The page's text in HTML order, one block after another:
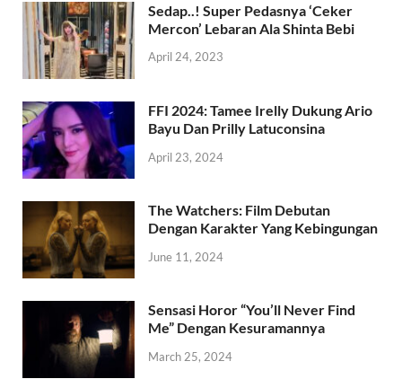
Sedap..! Super Pedasnya ‘Ceker
Mercon’ Lebaran Ala Shinta Bebi
April 24, 2023
FFI 2024: Tamee Irelly Dukung Ario
Bayu Dan Prilly Latuconsina
April 23, 2024
The Watchers: Film Debutan
Dengan Karakter Yang Kebingungan
June 11, 2024
Sensasi Horor “You’ll Never Find
Me” Dengan Kesuramannya
March 25, 2024